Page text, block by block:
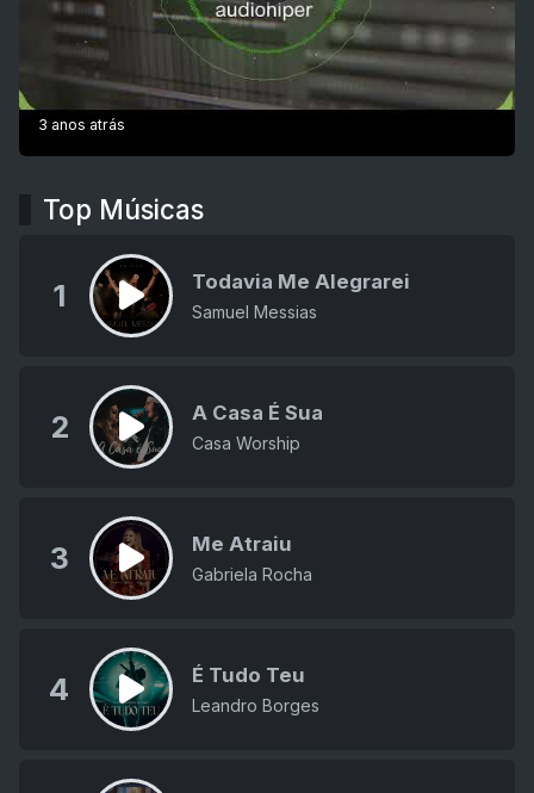
3 anos atrás
Top Músicas
1 Todavia Me Alegrarei
Samuel Messias
2 A Casa É Sua
Casa Worship
3 Me Atraiu
Gabriela Rocha
4 É Tudo Teu
Leandro Borges